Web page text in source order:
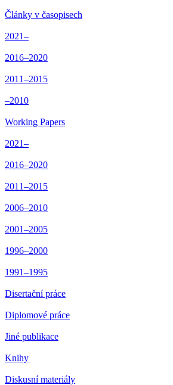
Články v časopisech
2021–
2016–2020
2011–2015
–2010
Working Papers
2021–
2016–2020
2011–2015
2006–2010
2001–2005
1996–2000
1991–1995
Disertační práce
Diplomové práce
Jiné publikace
Knihy
Diskusní materiály